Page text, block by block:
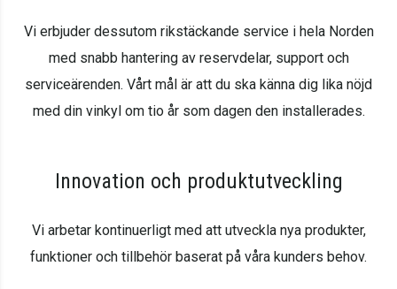
Vi erbjuder dessutom rikstäckande service i hela Norden
med snabb hantering av reservdelar, support och
serviceärenden. Vårt mål är att du ska känna dig lika nöjd
med din vinkyl om tio år som dagen den installerades.
Innovation och produktutveckling
Vi arbetar kontinuerligt med att utveckla nya produkter,
funktioner och tillbehör baserat på våra kunders behov.